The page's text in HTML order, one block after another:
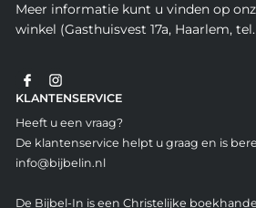
Meer informatie kunt u vinden op
winkel (Gasthuisvest 17a, Haarlem, tel.
KLANTENSERVICE
Heeft u een vraag?
De klantenservice helpt u graag en is
info@bijbelin.nl
De Bijbel-In is een Christelijke